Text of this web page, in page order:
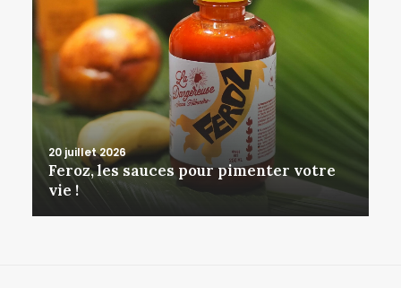
20 juillet 2026
Feroz, les sauces pour pimenter votre
vie !